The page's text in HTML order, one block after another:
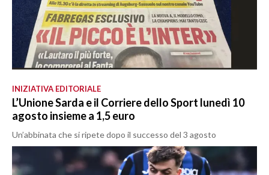
INIZIATIVA EDITORIALE
L’Unione Sarda e il Corriere dello Sport lunedì 10
agosto insieme a 1,5 euro
Un’abbinata che si ripete dopo il successo del 3 agosto